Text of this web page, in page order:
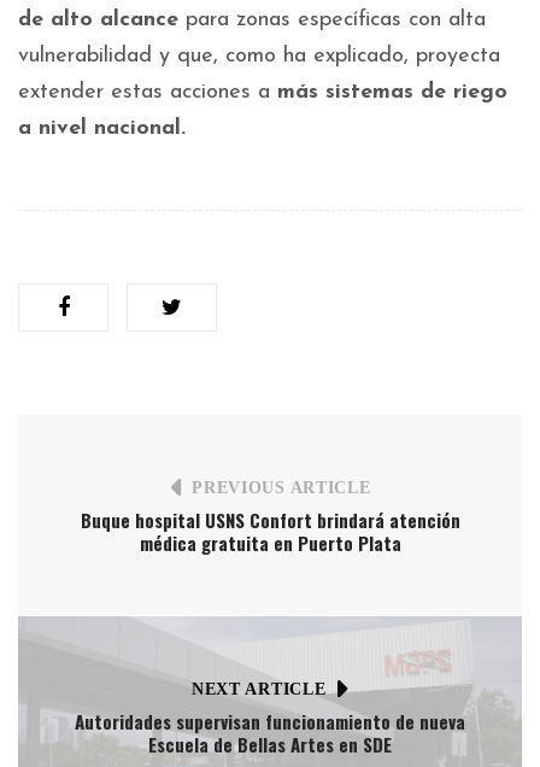
de alto alcance para zonas específicas con alta
vulnerabilidad y que, como ha explicado, proyecta
extender estas acciones a más sistemas de riego
a nivel nacional.
PREVIOUS ARTICLE
Buque hospital USNS Confort brindará atención
médica gratuita en Puerto Plata
NEXT ARTICLE
Autoridades supervisan funcionamiento de nueva
Escuela de Bellas Artes en SDE